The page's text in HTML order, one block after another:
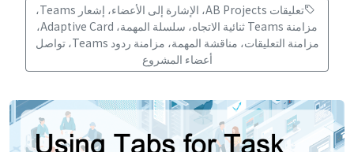
تعليقات AB Projects، الإشارة إلى الأعضاء، إشعار Teams،
مزامنة Teams ثنائية الاتجاه، سلسلة المهمة، Adaptive Card،
مزامنة التعليقات، مناقشة المهمة، مزامنة ردود Teams، تواصل
أعضاء المشروع